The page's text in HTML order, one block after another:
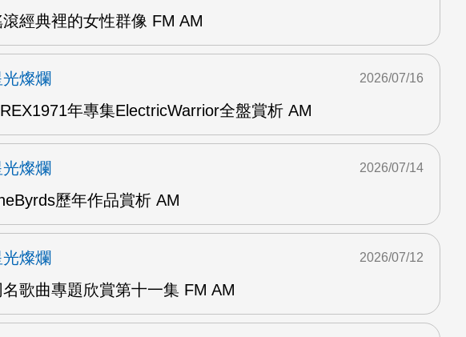
經典裡的女性群像 FM AM
燦爛
年專集ElectricWarrior全盤賞析 AM
2026/07/16
燦爛
歷年作品賞析 AM
2026/07/14
燦爛
名歌曲專題欣賞第十一集 FM AM
2026/07/12